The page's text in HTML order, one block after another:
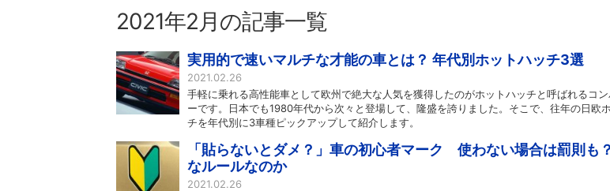
2021年2月の記事一覧
実用的で速いマルチな才能の車とは？ 年代別ホットハッチ3選
2021.02.26
手軽に乗れる高性能車として欧州で絶大な人気を獲得したのがホットハッチと呼ばれるコン
ーです。日本でも1980年代から次々と登場して、隆盛を誇りました。そこで、往年の日欧
チを年代別に3車種ピックアップして紹介します。
「貼らないとダメ？」車の初心者マーク 使わない場合は罰則も
なルールなのか
2021.02.26